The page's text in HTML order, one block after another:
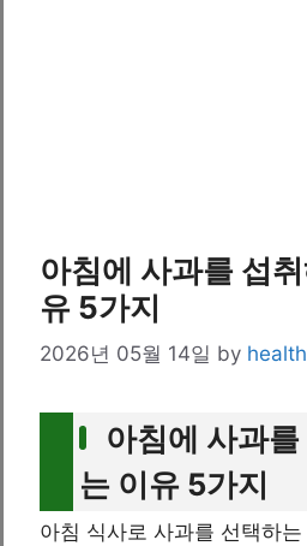
아침에 사과를 섭
유 5가지
2026년 05월 14일 by
아침에 사과
는 이유 5가지
아침 식사로 사과를 선택하